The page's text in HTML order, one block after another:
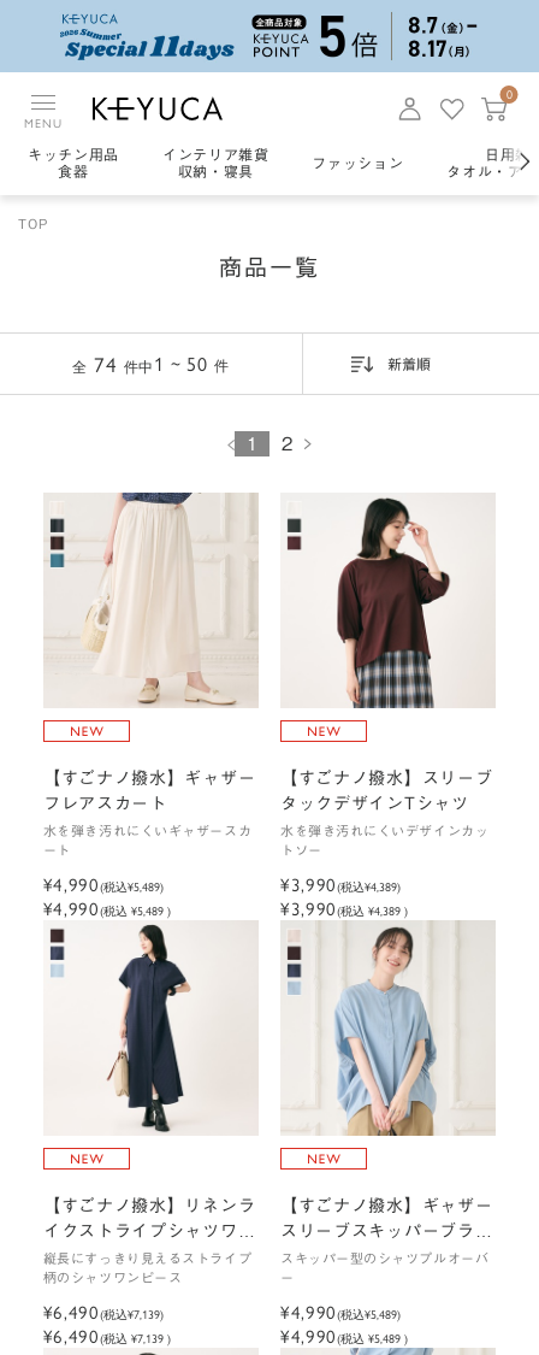
MENU
0
キッチン用品
食器
インテリア雑貨
収納・寝具
ファッション
日用雑
タオル・ア
TOP
商品一覧
全 74 件中1 ~ 50 件
1 2
新着順
【すごナノ撥水】ギャザー
フレアスカート
水を弾き汚れにくいギャザースカ
ート
¥4,990(税込¥5,489)
¥4,990(税込 ¥5,489 )
【すごナノ撥水】スリーブ
タックデザインTシャツ
水を弾き汚れにくいデザインカッ
トソー
¥3,990(税込¥4,389)
¥3,990(税込 ¥4,389 )
【すごナノ撥水】リネンラ
イクストライプシャツワン
ピース
縦長にすっきり見えるストライプ
柄のシャツワンピース
¥6,490(税込¥7,139)
¥6,490(税込 ¥7,139 )
【すごナノ撥水】ギャザー
スリーブスキッパーブラウ
ス
スキッパー型のシャツプルオーバ
ー
¥4,990(税込¥5,489)
¥4,990(税込 ¥5,489 )